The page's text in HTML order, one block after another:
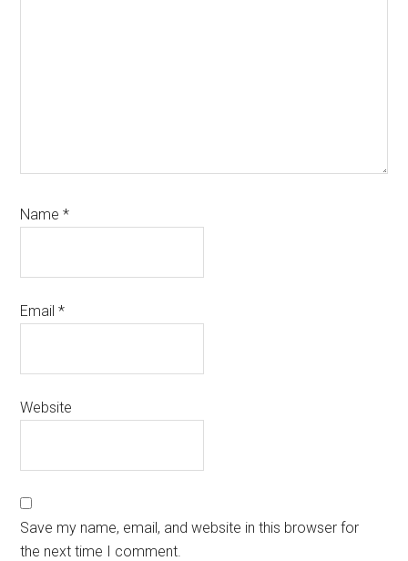
Name*
Email*
Website
Save my name, email, and website in this browser for
the next time I comment.